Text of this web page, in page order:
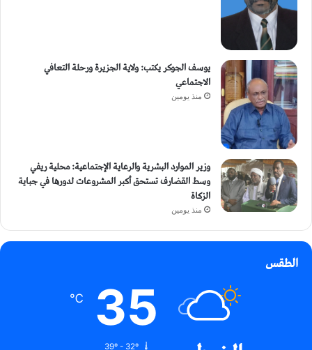
يوسف الجوكر يكتب: ولاية الجزيرة ورحلة التعافي
الاجتماعي
منذ يومين
وزير الموارد البشرية والرعاية الإجتماعية: محلية ريفي
وسط القضارف تستحق أكبر المشروعات لدورها في جباية
الزكاة
منذ يومين
الطقس
35
℃